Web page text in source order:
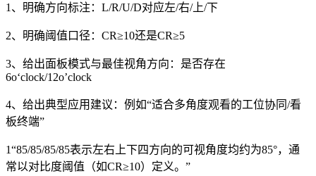
1、明确方向标注：L/R/U/D对应左/右/上/下
2、明确阈值口径：CR≥10还是CR≥5
3、给出面板模式与最佳视角方向：是否存在
6o‘clock/12o’clock
4、给出典型应用建议：例如“适合多角度观看的工位协同/看
板终端”
1“85/85/85/85表示左右上下四方向的可视角度均约为85°，通
常以对比度阈值（如CR≥10）定义。”